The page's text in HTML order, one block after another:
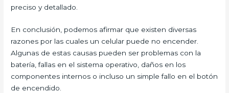
preciso y detallado.
En conclusión, podemos afirmar que existen diversas
razones por las cuales un celular puede no encender.
Algunas de estas causas pueden ser problemas con la
batería, fallas en el sistema operativo, daños en los
componentes internos o incluso un simple fallo en el botón
de encendido.